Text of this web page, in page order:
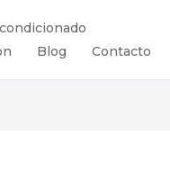
Blog Contacto